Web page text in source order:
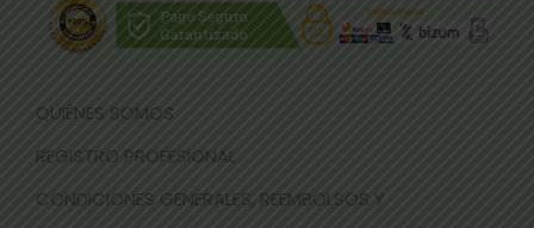
QUIÉNES SOMOS
REGISTRO PROFESIONAL
CONDICIONES GENERALES, REEMBOLSOS Y